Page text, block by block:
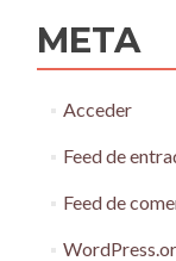
META
Acceder
Feed de
Feed de